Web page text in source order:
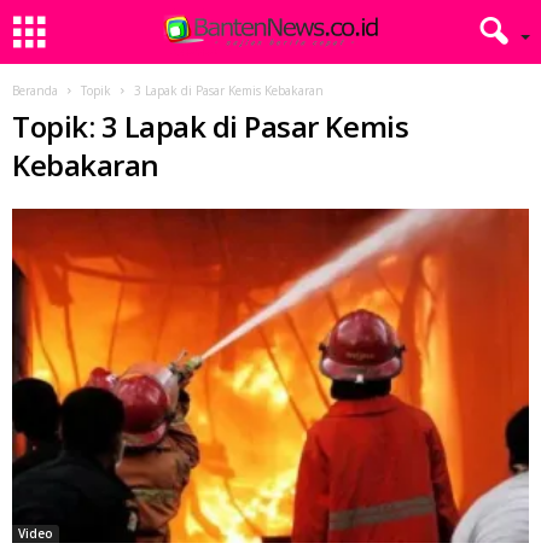
Beranda Topik 3 Lapak di Pasar Kemis Kebakaran
Topik: 3 Lapak di Pasar Kemis
Kebakaran
Video